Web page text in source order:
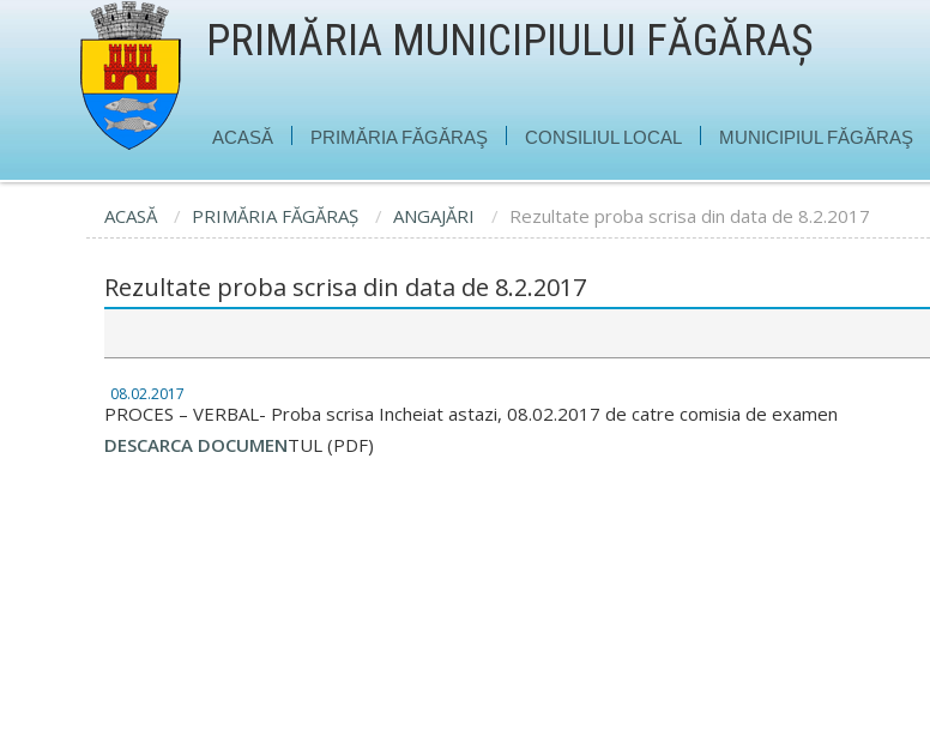
PRIMĂRIA MUNICIPIULUI FĂGĂRAŞ
ACASĂ PRIMĂRIA FĂGĂRAŞ CONSILIUL LOCAL MUNICIPIUL FĂGĂRAŞ
ACASĂ PRIMĂRIA FĂGĂRAŞ ANGAJĂRI Rezultate proba scrisa din data de 8.2.2017
Rezultate proba scrisa din data de 8.2.2017
08.02.2017
PROCES – VERBAL- Proba scrisa Incheiat astazi, 08.02.2017 de catre comisia de examen
DESCARCA DOCUMENTUL (PDF)